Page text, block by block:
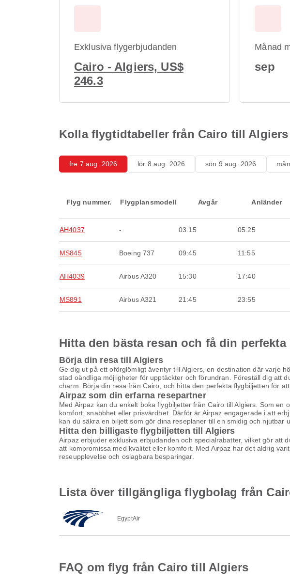
Exklusiva flygerbjudanden
Cairo - Algiers, US$
246.3
Månad
sep
Kolla flygtidtabeller från Cairo till Algiers
fre 7 aug. 2026 lör 8 aug. 2026 sön 9 aug. 2026
Flyg nummer. Flygplansmodell Avgår Anländer
AH4037 - 03:15 05:25
MS845 Boeing 737 09:45 11:55
AH4039 Airbus A320 15:30 17:40
MS891 Airbus A321 21:45 23:55
Hitta den bästa resan och få din
Börja din resa till Algiers
Ge dig ut på ett oförglömligt äventyr till Algiers, en destination där varje
stad oändliga möjligheter för upptäckter och förundran. Föreställ dig att
charm. Börja din resa från Cairo, och hitta den perfekta flygbiljetten för
Airpaz som din erfarna resepartner
Med Airpaz kan du enkelt boka flygbiljetter från Cairo till Algiers. Som
komfort, snabbhet eller prisvärdhet. Därför är Airpaz engagerade i att
kan du säkra en biljett som gör dina reseplaner till en smidig och njutbar
Hitta den billigaste flygbiljetten till Algiers
Airpaz erbjuder exklusiva erbjudanden och specialrabatter, vilket gör att
att kompromissa med kvalitet eller komfort. Med Airpaz har det aldrig
reseupplevelse och oslagbara besparingar.
Lista över tillgängliga flygbolag från
EgyptAir
FAQ om flyg från Cairo till Algiers